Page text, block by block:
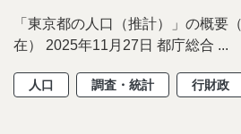
「東京都の人口（推計）」の概要
在） 2025年11月27日 都庁総合 ...
人口 調査・統計 行財政